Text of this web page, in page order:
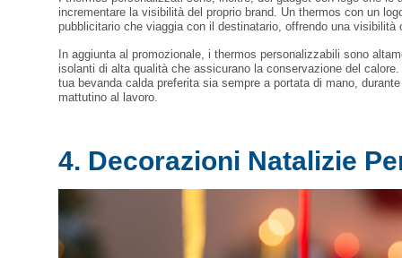
incrementare la visibilità del proprio brand. Un thermos con un
pubblicitario che viaggia con il destinatario, offrendo una visibilità
In aggiunta al promozionale, i thermos personalizzabili sono
isolanti di alta qualità che assicurano la conservazione del
tua bevanda calda preferita sia sempre a portata di mano,
mattutino al lavoro.
4. Decorazioni Natalizie